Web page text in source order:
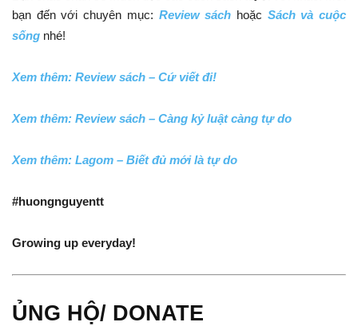
bạn đến với chuyên mục: Review sách hoặc Sách và cuộc
sống nhé!
Xem thêm: Review sách – Cứ viết đi!
Xem thêm: Review sách – Càng kỷ luật càng tự do
Xem thêm: Lagom – Biết đủ mới là tự do
#huongnguyentt
Growing up everyday!
ỦNG HỘ/ DONATE